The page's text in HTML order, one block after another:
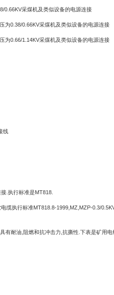
0.66KV采煤机及类似设备的电源连接
为0.38/0.66KV采煤机及类似设备的电源连接
为0.66/1.14KV采煤机及类似设备的电源连接
线
接 执行标准是MT818.
缆执行标准MT818.8-1999,MZ,MZP-0.3/
具有耐油 阻燃和抗冲击力 抗撕性 下表是矿用电